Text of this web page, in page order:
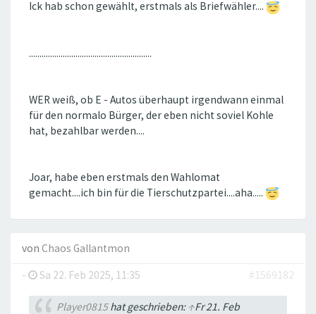
Ick hab schon gewählt, erstmals als Briefwähler....
..........................................................
WER weiß, ob E - Autos überhaupt irgendwann einmal
für den normalo Bürger, der eben nicht soviel Kohle
hat, bezahlbar werden....
Joar, habe eben erstmals den Wahlomat
gemacht....ich bin für die Tierschutzpartei....aha.....
von Chaos Gallantmon
-
Sa 22. Feb 2025, 11:35 #1569182
Player0815hat geschrieben: ↑Fr 21. Feb